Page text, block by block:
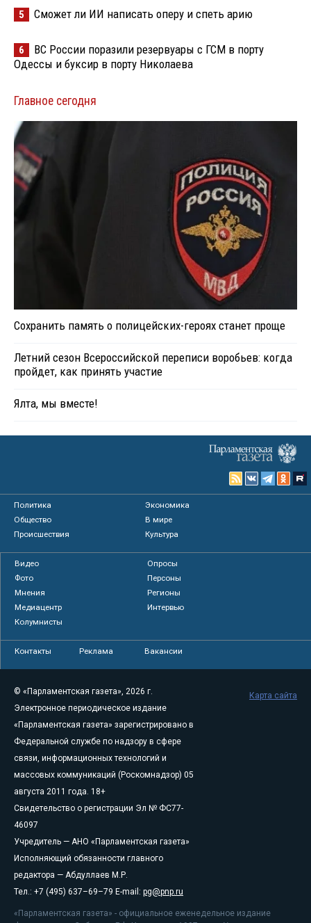
5 Сможет ли ИИ написать оперу и спеть арию
6
ВС России поразили резервуары с ГСМ в порту
Одессы и буксир в порту Николаева
Главное сегодня
Сохранить память о полицейских-героях станет проще
Летний сезон Всероссийской переписи воробьев: когда
пройдет, как принять участие
Ялта, мы вместе!
Политика
Экономика
Общество
В мире
Происшествия
Культура
Видео
Опросы
Фото
Персоны
Мнения
Регионы
Медиацентр
Интервью
Колумнисты
Контакты Реклама Вакансии
© «Парламентская газета», 2026 г.
Электронное периодическое издание
«Парламентская газета» зарегистрировано в
Федеральной службе по надзору в сфере
связи, информационных технологий и
массовых коммуникаций (Роскомнадзор) 05
августа 2011 года. 18+
Свидетельство о регистрации Эл № ФС77-
46097
Учредитель — АНО «Парламентская газета»
Исполняющий обязанности главного
редактора — Абдуллаев М.Р.
Тел.: +7 (495) 637–69–79 E-mail: pg@pnp.ru
«Парламентская газета» - официальное еженедельное издание
Карта сайта